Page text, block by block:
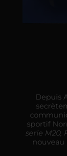
Depuis
sportif
serie M20,
nouveau